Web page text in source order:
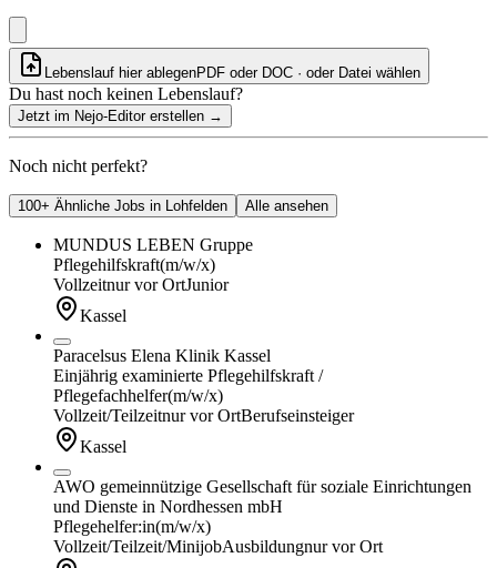
Lebenslauf hier ablegenPDF oder DOC · oder Datei wählen
Du hast noch keinen Lebenslauf?
Jetzt im Nejo-Editor erstellen →
Noch nicht perfekt?
100+ Ähnliche Jobs in Lohfelden Alle ansehen
MUNDUS LEBEN Gruppe
Pflegehilfskraft(m/w/x)
Vollzeitnur vor OrtJunior
Kassel
Paracelsus Elena Klinik Kassel
Einjährig examinierte Pflegehilfskraft /
Pflegefachhelfer(m/w/x)
Vollzeit/Teilzeitnur vor OrtBerufseinsteiger
Kassel
AWO gemeinnützige Gesellschaft für soziale Einrichtungen
und Dienste in Nordhessen mbH
Pflegehelfer:in(m/w/x)
Vollzeit/Teilzeit/MinijobAusbildungnur vor Ort